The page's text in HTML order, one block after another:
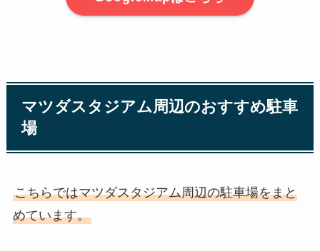
マツダスタジアム周辺のおすすめ駐車
場
こちらではマツダスタジアム周辺の駐車場をまと
めています。